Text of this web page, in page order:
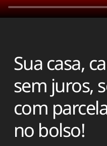
Sua casa,
sem juros,
com
no bolso!